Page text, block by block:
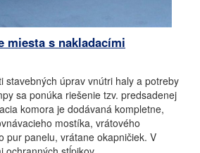
miesta s nakladacími
stavebných úprav vnútri haly a potreby
sa ponúka riešenie tzv. predsadenej
komora je dodávaná kompletne,
mostíka, vrátového
pur panelu, vrátane okapničiek. V